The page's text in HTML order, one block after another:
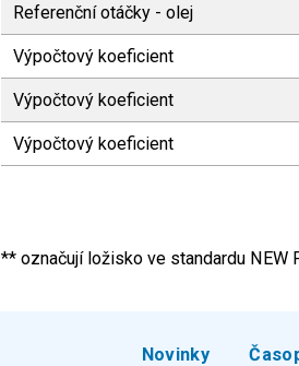
Referenční otáčky - olej
Výpočtový koeficient
Výpočtový koeficient
Výpočtový koeficient
** označují ložisko ve standardu NEW
Novinky